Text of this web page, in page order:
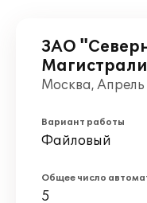
ЗАО
Москва,
Вариант работы
Файловый
Общее число
5